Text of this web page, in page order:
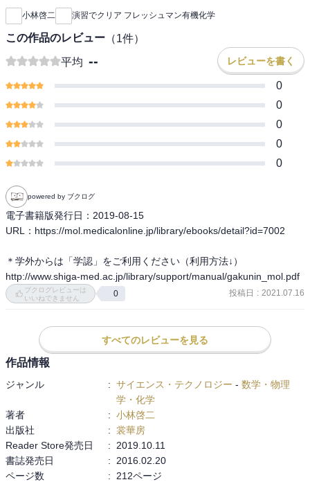
解説）もついて、講義テキストとしても自習書としても好適な一
冊。
小林啓二 演習でクリア フレッシュマン有機化学
この作品のレビュー （1件）
平均 -- レビューを書く
0
0
0
0
0
powered by ブクログ
電子書籍版発行日：2019-08-15
URL：https://mol.medicalonline.jp/library/ebooks/detail?id=7002
＊学外からは「学認」をご利用ください（利用方法↓）
http://www.shiga-med.ac.jp/library/support/manual/gakunin_mol.pdf
ブクログレビューは
いいねできません
0 投稿日 : 2021.07.16
すべてのレビューを見る
作品情報
ジャンル : サイエンス・テクノロジー - 数学・物理
学・化学
著者
: 小林啓二
出版社
: 裳華房
Reader Store発売日
:
2019.10.11
書誌発売日
:
2016.02.20
ページ数
:
212ページ